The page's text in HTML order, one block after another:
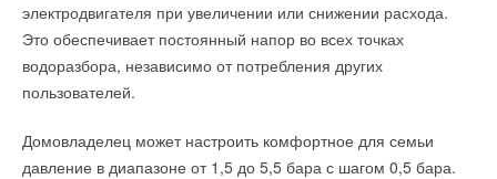
электродвигателя при увеличении или снижении расхода.
Это обеспечивает постоянный напор во всех точках
водоразбора, независимо от потребления других
пользователей.
Домовладелец может настроить комфортное для семьи
давление в диапазоне от 1,5 до 5,5 бара с шагом 0,5 бара.